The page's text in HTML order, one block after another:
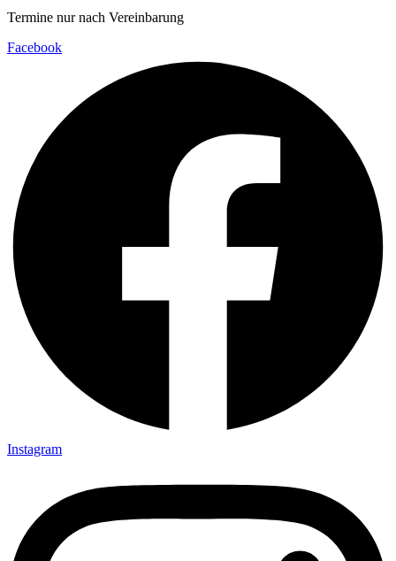
Termine nur nach Vereinbarung
Facebook
Instagram